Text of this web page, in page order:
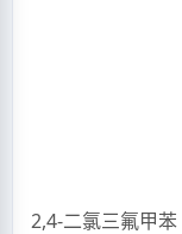
2,4-二氯三氟甲苯